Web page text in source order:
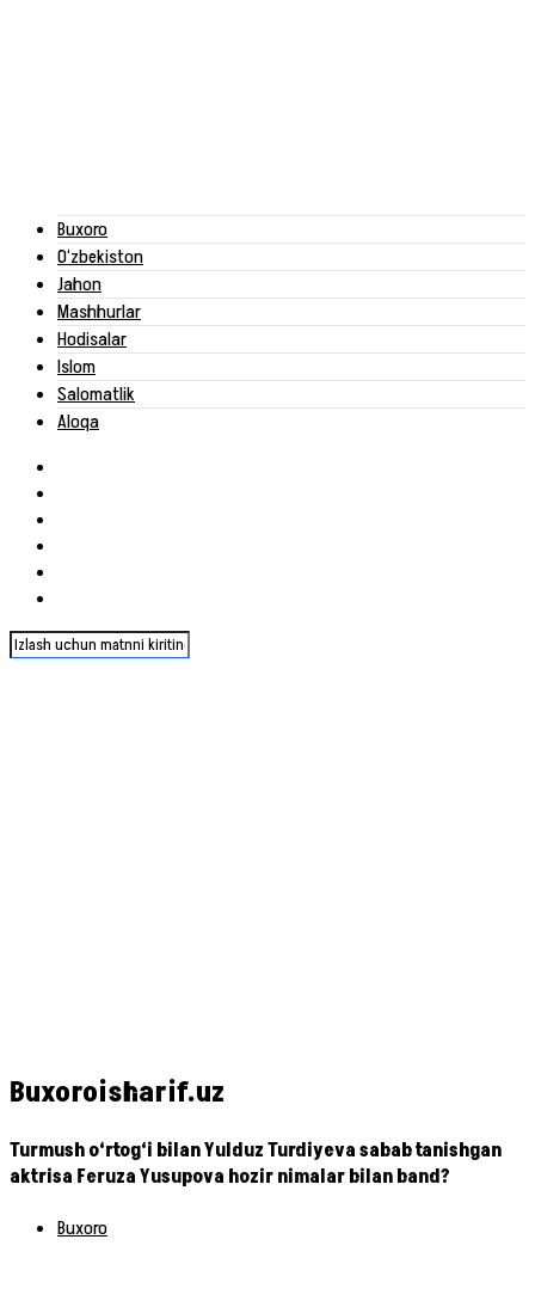
Buxoro
O‘zbekiston
Jahon
Mashhurlar
Hodisalar
Islom
Salomatlik
Aloqa
Buxoroisharif.uz
Turmush o‘rtog‘i bilan Yulduz Turdiyeva sabab tanishgan
aktrisa Feruza Yusupova hozir nimalar bilan band?
Buxoro